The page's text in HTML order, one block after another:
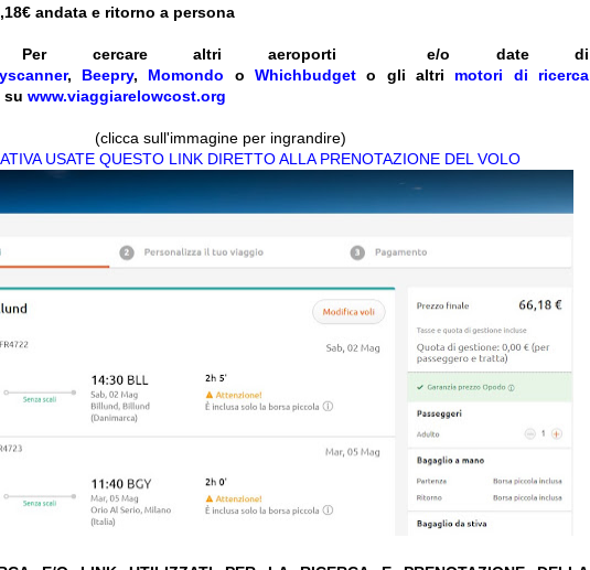
€ andata e ritorno a persona
Per cercare altri aeroporti e/o date di
, Beepry, Momondo oWhichbudget o gli altri motori di ricerca
su www.viaggiarelowcost.org
(clicca sull'immagine per ingrandire)
USATE QUESTO LINK DIRETTO ALLA PRENOTAZIONE DEL VOLO